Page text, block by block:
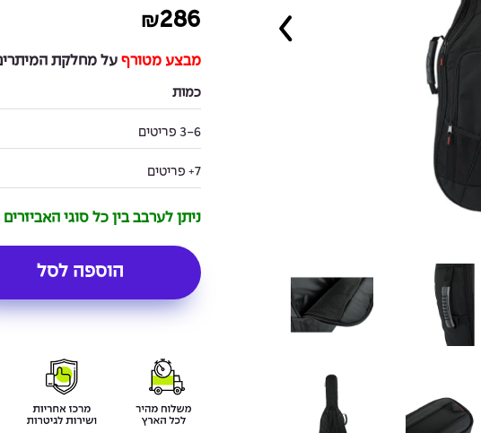
₪286
מבצע מטורף על מחלקת
כמות
3-6 פריטים
7+ פריטים
ניתן לערבב בין כל סוגי
הוספה לסל